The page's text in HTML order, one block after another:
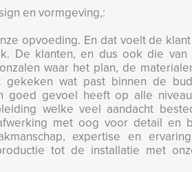
en vormgeving,:
opvoeding. En dat voelt de
De klanten, en dus ook die van
waar het plan, de
wat past binnen de
goed gevoel heeft op alle
welke veel aandacht
met oog voor detail en
expertise en
tot de installatie met